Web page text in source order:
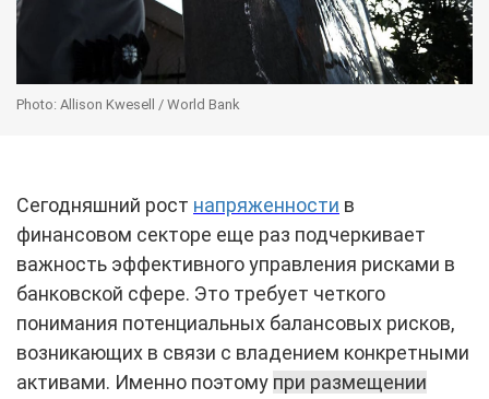
Photo: Allison Kwesell / World Bank
Сегодняшний рост напряженности в
финансовом секторе еще раз подчеркивает
важность эффективного управления рисками в
банковской сфере. Это требует четкого
понимания потенциальных балансовых рисков,
возникающих в связи с владением конкретными
активами. Именно поэтому при размещении